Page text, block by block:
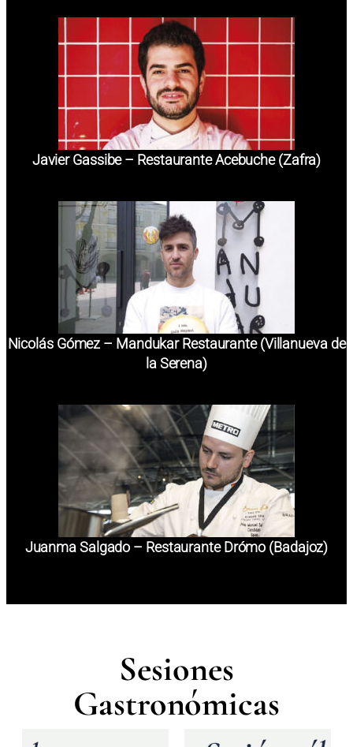
Javier Gassibe – Restaurante Acebuche (Zafra)
Nicolás Gómez – Mandukar Restaurante (Villanueva de
la Serena)
Juanma Salgado – Restaurante Drómo (Badajoz)
Sesiones
Gastronómicas